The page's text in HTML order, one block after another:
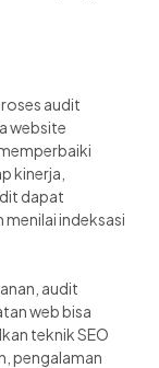
audit
website
kinerja,
dapat
indeksasi
audit
web bisa
teknik SEO
pengalaman